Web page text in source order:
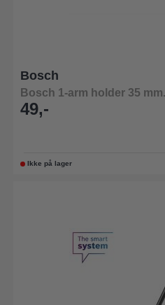
Bosch
Bosch 1-arm holder 35 mm.
49,-
Ikke på lager